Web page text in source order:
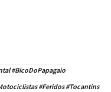
#BicoDoPapagaio
#Feridos #Tocantins